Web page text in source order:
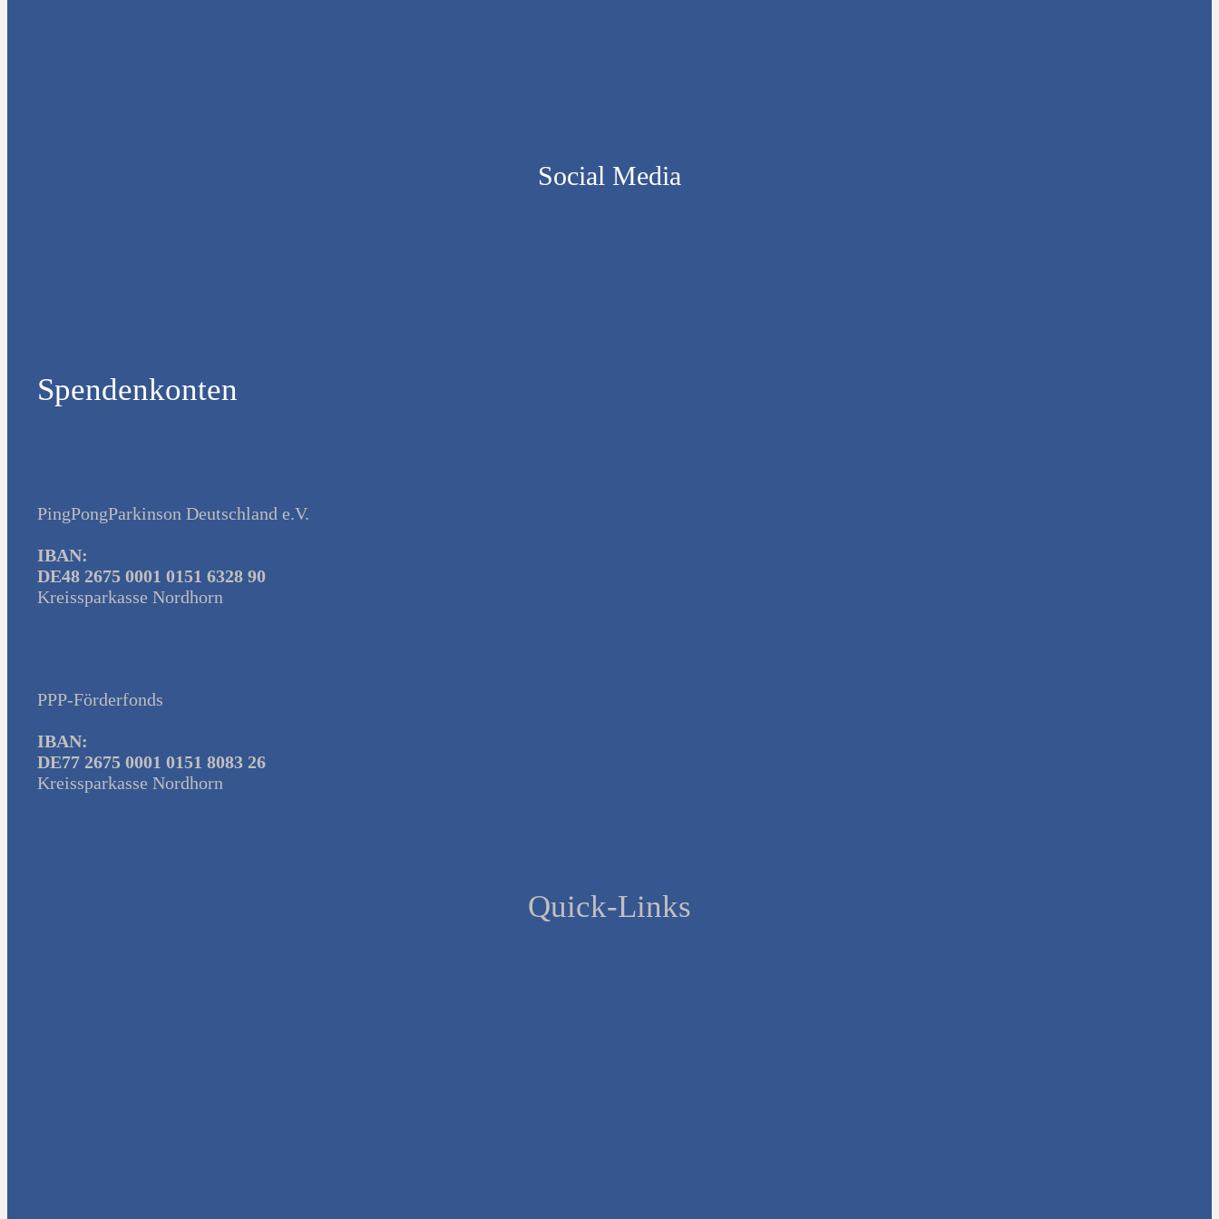
Social Media
Spendenkonten
PingPongParkinson Deutschland e.V.
IBAN:
DE48 2675 0001 0151 6328 90
Kreissparkasse Nordhorn
PPP-Förderfonds
IBAN:
DE77 2675 0001 0151 8083 26
Kreissparkasse Nordhorn
Quick-Links